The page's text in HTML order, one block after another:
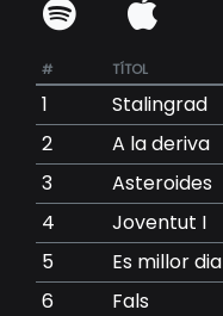
# TÍTOL
1
Stalingrad
2
A la deriva
3
Asteroides
4
Joventut I
5
Es millor dia
6
Fals